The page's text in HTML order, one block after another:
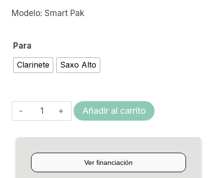
Modelo: Smart Pak
Para
Clarinete
Saxo Alto
SET
DE
LA
VOZ
Añadir al carrito